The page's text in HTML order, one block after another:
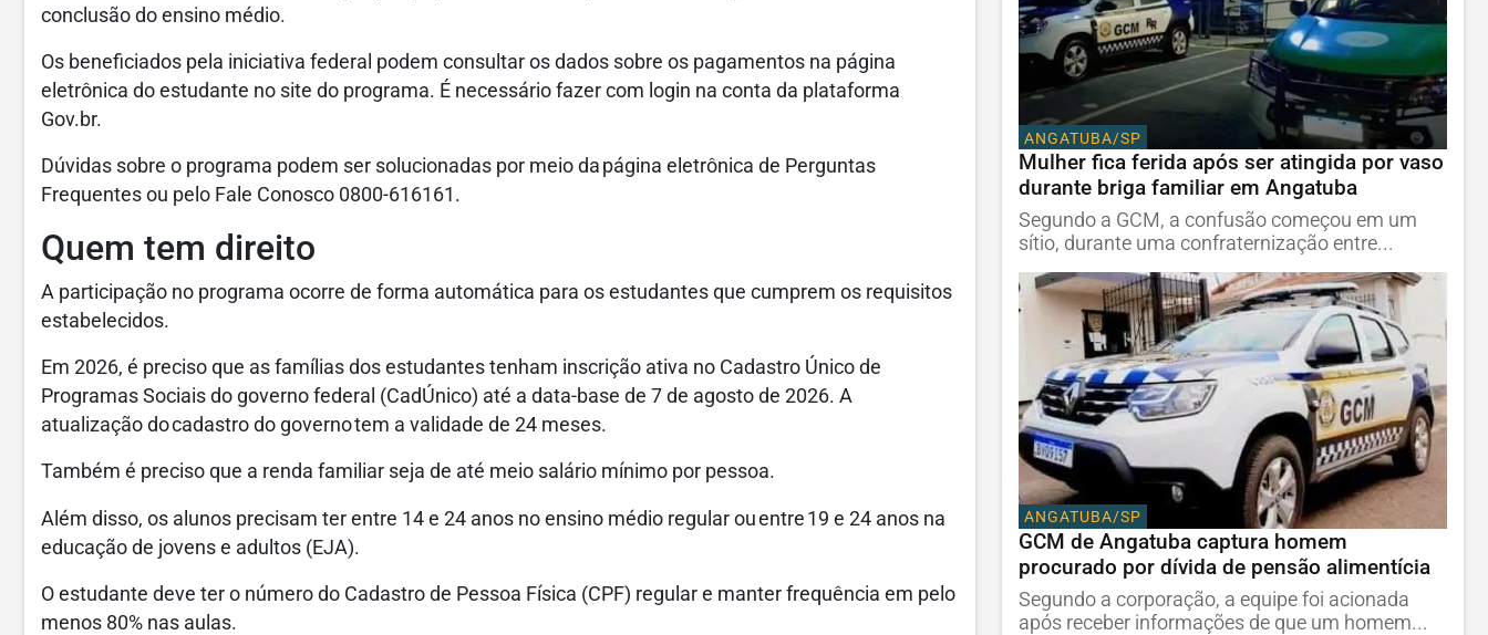
conclusão do ensino médio.
Os beneficiados pela iniciativa federal podem consultar os dados sobre os pagamentos na página
eletrônica do estudante no site do programa. É necessário fazer com login na conta da plataforma
Gov.br.
Dúvidas sobre o programa podem ser solucionadas por meio da página eletrônica de Perguntas
Frequentes ou pelo Fale Conosco 0800-616161.
Quem tem direito
A participação no programa ocorre de forma automática para os estudantes que cumprem os requisitos
estabelecidos.
Em 2026, é preciso que as famílias dos estudantes tenham inscrição ativa no Cadastro Único de
Programas Sociais do governo federal (CadÚnico) até a data-base de 7 de agosto de 2026. A
atualização do cadastro do governo tem a validade de 24 meses.
Também é preciso que a renda familiar seja de até meio salário mínimo por pessoa.
Além disso, os alunos precisam ter entre 14 e 24 anos no ensino médio regular ou entre 19 e 24 anos na
educação de jovens e adultos (EJA).
O estudante deve ter o número do Cadastro de Pessoa Física (CPF) regular e manter frequência em pelo
menos 80% nas aulas.
ANGATUBA/SP
Mulher fica ferida após ser atingida por vaso
durante briga familiar em Angatuba
Segundo a GCM, a confusão começou em um
sítio, durante uma confraternização entre...
ANGATUBA/SP
GCM de Angatuba captura homem
procurado por dívida de pensão alimentícia
Segundo a corporação, a equipe foi acionada
após receber informações de que um homem...